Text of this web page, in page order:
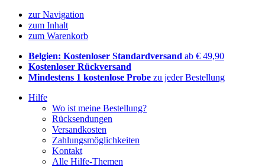
zur Navigation
zum Inhalt
zum Warenkorb
Belgien: Kostenloser Standardversand ab € 49,90
Kostenloser Rückversand
Mindestens 1 kostenlose Probe zu jeder Bestellung
Hilfe
Wo ist meine Bestellung?
Rücksendungen
Versandkosten
Zahlungsmöglichkeiten
Kontakt
Alle Hilfe-Themen